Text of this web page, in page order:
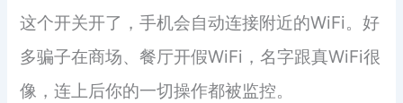
这个开关开了，手机会自动连接附近的WiFi。好
多骗子在商场、餐厅开假WiFi，名字跟真WiFi很
像，连上后你的一切操作都被监控。